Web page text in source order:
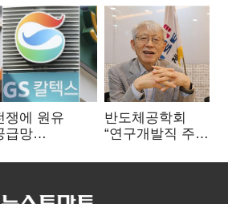
쟁에 원유
급망
유, 에너지안보
반도체공학회
“연구개발직 주
개선해야”